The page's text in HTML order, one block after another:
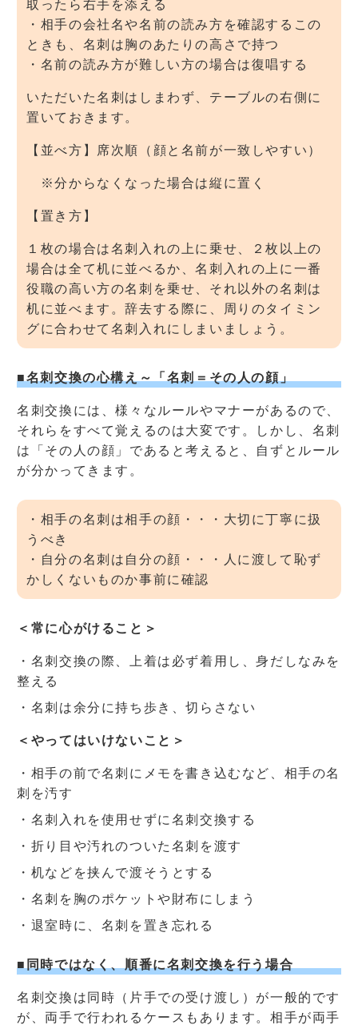
取ったら右手を添える
・相手の会社名や名前の読み方を確認するこの
ときも、名刺は胸のあたりの高さで持つ
・名前の読み方が難しい方の場合は復唱する
いただいた名刺はしまわず、テーブルの右側に
置いておきます。
【並べ方】席次順（顔と名前が一致しやすい）
※分からなくなった場合は縦に置く
【置き方】
１枚の場合は名刺入れの上に乗せ、２枚以上の
場合は全て机に並べるか、名刺入れの上に一番
役職の高い方の名刺を乗せ、それ以外の名刺は
机に並べます。辞去する際に、周りのタイミン
グに合わせて名刺入れにしまいましょう。
■名刺交換の心構え～「名刺＝その人の顔」
名刺交換には、様々なルールやマナーがあるので、
それらをすべて覚えるのは大変です。しかし、名刺
は「その人の顔」であると考えると、自ずとルール
が分かってきます。
・相手の名刺は相手の顔・・・大切に丁寧に扱
うべき
・自分の名刺は自分の顔・・・人に渡して恥ず
かしくないものか事前に確認
＜常に心がけること＞
・名刺交換の際、上着は必ず着用し、身だしなみを
整える
・名刺は余分に持ち歩き、切らさない
＜やってはいけないこと＞
・相手の前で名刺にメモを書き込むなど、相手の名
刺を汚す
・名刺入れを使用せずに名刺交換する
・折り目や汚れのついた名刺を渡す
・机などを挟んで渡そうとする
・名刺を胸のポケットや財布にしまう
・退室時に、名刺を置き忘れる
■同時ではなく、順番に名刺交換を行う場合
名刺交換は同時（片手での受け渡し）が一般的です
が、両手で行われるケースもあります。相手が両手